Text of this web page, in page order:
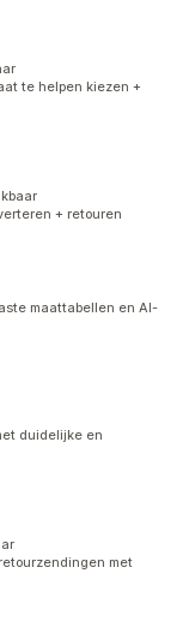
te helpen kiezen +
+ retouren
maattabellen en AI-
duidelijke en
met